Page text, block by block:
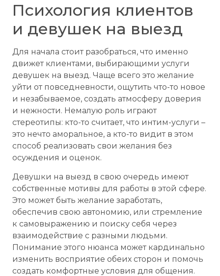
Психология клиентов
и девушек на выезд
Для начала стоит разобраться, что именно
движет клиентами, выбирающими услуги
девушек на выезд. Чаще всего это желание
уйти от повседневности, ощутить что-то новое
и незабываемое, создать атмосферу доверия
и нежности. Немалую роль играют
стереотипы: кто-то считает, что интим-услуги –
это нечто аморальное, а кто-то видит в этом
способ реализовать свои желания без
осуждения и оценок.
Девушки на выезд в свою очередь имеют
собственные мотивы для работы в этой сфере.
Это может быть желание заработать,
обеспечив свою автономию, или стремление
к самовыражению и поиску себя через
взаимодействие с разными людьми.
Понимание этого нюанса может кардинально
изменить восприятие обеих сторон и помочь
создать комфортные условия для общения.